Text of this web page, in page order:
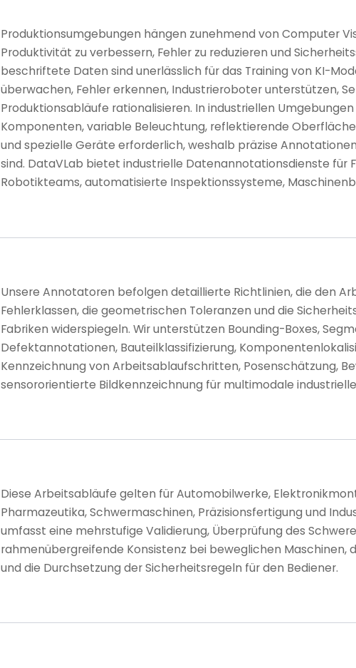
Produktionsumgebungen hängen zunehmend von Computer
Produktivität zu verbessern, Fehler zu reduzieren und
beschriftete Daten sind unerlässlich für das Training von KI-
überwachen, Fehler erkennen, Industrieroboter unterstützen,
Produktionsabläufe rationalisieren. In industriellen
Komponenten, variable Beleuchtung, reflektierende
und spezielle Geräte erforderlich, weshalb präzise
sind. DataVLab bietet industrielle Datenannotationsdienste für
Robotikteams, automatisierte Inspektionssysteme,
Unsere Annotatoren befolgen detaillierte Richtlinien, die den
Fehlerklassen, die geometrischen Toleranzen und die
Fabriken widerspiegeln. Wir unterstützen Bounding-Boxes,
Defektannotationen, Bauteilklassifizierung,
Kennzeichnung von Arbeitsablaufschritten, Posenschätzung,
sensororientierte Bildkennzeichnung für multimodale
Diese Arbeitsabläufe gelten für Automobilwerke,
Pharmazeutika, Schwermaschinen, Präzisionsfertigung und
umfasst eine mehrstufige Validierung, Überprüfung des
rahmenübergreifende Konsistenz bei beweglichen Maschinen,
und die Durchsetzung der Sicherheitsregeln für den Bediener.